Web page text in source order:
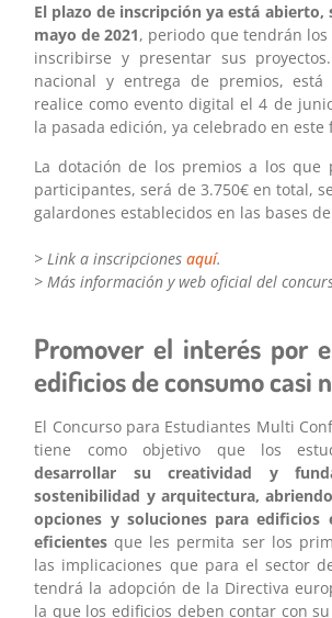
El plazo de inscripción ya está abierto,
mayo de 2021, periodo que tendrán
inscribirse y presentar sus
nacional y entrega de premios,
realice como evento digital el 4 de
la pasada edición, ya celebrado en
La dotación de los premios a los que
participantes, será de 3.750€ en total,
galardones establecidos en las bases
> Link a inscripcionesaquí.
> Más información y web oficial del
Promover el interés por
edificios de consumo casi
El Concurso para Estudiantes Multi
tiene como objetivo que los
desarrollar su creatividad y
sostenibilidad y arquitectura,
opciones y soluciones para edificios
eficientes que les permita ser los
las implicaciones que para el sector
tendrá la adopción de la Directiva
la que los edificios deben contar con